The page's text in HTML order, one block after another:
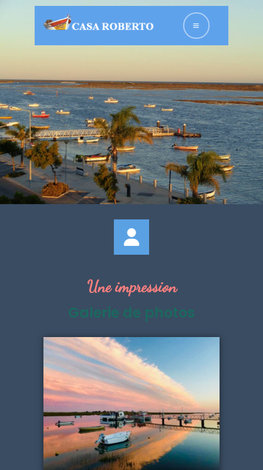
HOME
APPARTEMENTS
DE NOUS
GALERIE DE
PHOTOS
CONTACT
FRANÇAIS
Une impression
Galerie de photos